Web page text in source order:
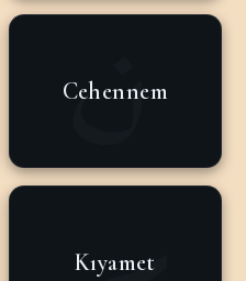
Cehennem
Kıyamet